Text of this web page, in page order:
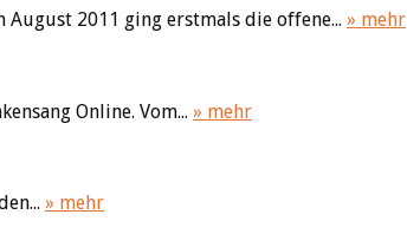
August 2011 ging erstmals die offene... » mehr
Online. Vom... » mehr
» mehr